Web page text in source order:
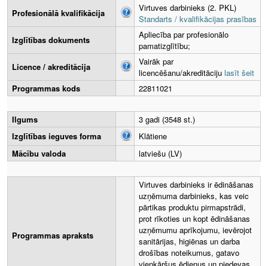
Profesionālā kvalifikācija
Virtuves darbinieks (2. PKL)
Standarts / kvalifikācijas prasības
Izglītības dokuments
Apliecība par profesionālo
pamatizglītību;
Licence / akreditācija
Vairāk par
licencēšanu/akreditāciju lasīt šeit
Programmas kods
22811021
Ilgums
3 gadi (3548 st.)
Izglītības ieguves forma
Klātiene
Mācību valoda
latviešu (LV)
Programmas apraksts
Virtuves darbinieks ir ēdināšanas
uzņēmuma darbinieks, kas veic
pārtikas produktu pirmapstrādi,
prot rīkoties un kopt ēdināšanas
uzņēmumu aprīkojumu, ievērojot
sanitārijas, higiēnas un darba
drošības noteikumus, gatavo